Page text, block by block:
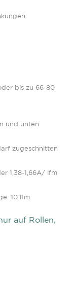
bis zu 66-80
und unten
zugeschnitten
1,38-1,66A/ lfm
10 lfm.
auf Rollen,